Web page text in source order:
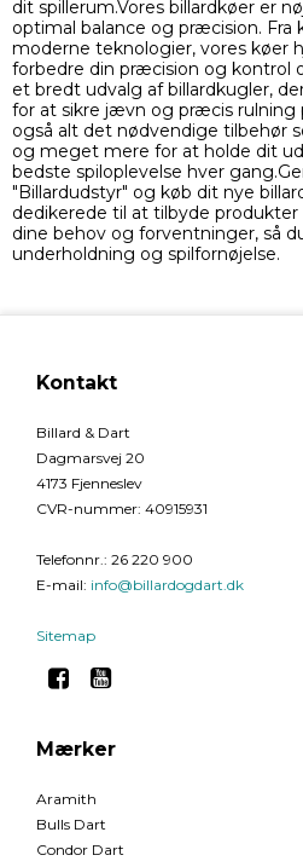
dit spillerum.Vores billardkøer er
optimal balance og præcision. Fra
moderne teknologier, vores køer
forbedre din præcision og kontrol
et bredt udvalg af billardkugler,
for at sikre jævn og præcis rulning
også alt det nødvendige tilbehør
og meget mere for at holde dit
bedste spiloplevelse hver
"Billardudstyr" og køb dit nye
dedikerede til at tilbyde
dine behov og forventninger, så
underholdning og spilfornøjelse.
Kontakt
Billard & Dart
Dagmarsvej 20
4173 Fjenneslev
CVR-nummer: 40915931
Telefonnr.: 26 220 900
E-mail: info@billardogdart.dk
Sitemap
Mærker
Aramith
Bulls Dart
Condor Dart